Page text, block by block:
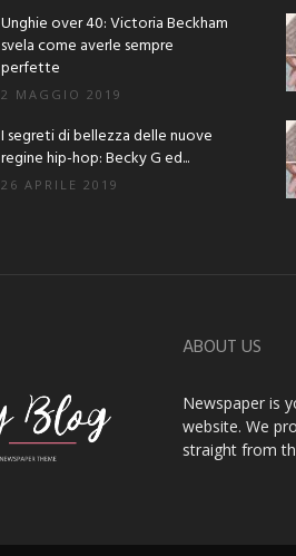
Unghie over 40: Victoria Beckham
svela come averle sempre
perfette
2 MAGGIO 2019
I segreti di bellezza delle nuove
regine hip-hop: Becky G ed...
26 APRILE 2019
ABOUT US
Newspaper is
website. We
straight from